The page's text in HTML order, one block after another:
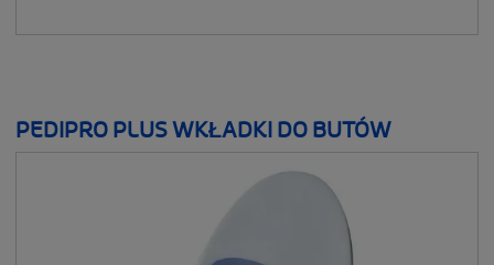
PEDIPRO PLUS WKŁADKI DO BUTÓW